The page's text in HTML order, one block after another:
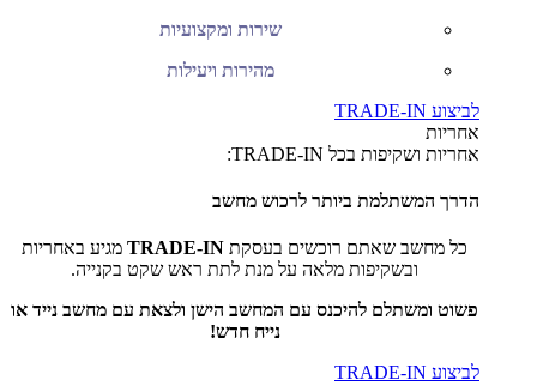
שירות ומקצועיות
מהירות ויעילות
לביצוע TRADE-IN
אחריות
אחריות ושקיפות בכל TRADE-IN:
הדרך המשתלמת ביותר לרכוש מחשב
כל מחשב שאתם רוכשים בעסקת TRADE-IN מגיע באחריות
ובשקיפות מלאה על מנת לתת ראש שקט בקנייה.
פשוט ומשתלם להיכנס עם המחשב הישן ולצאת עם מחשב נייד או
נייח חדש!
לביצוע TRADE-IN